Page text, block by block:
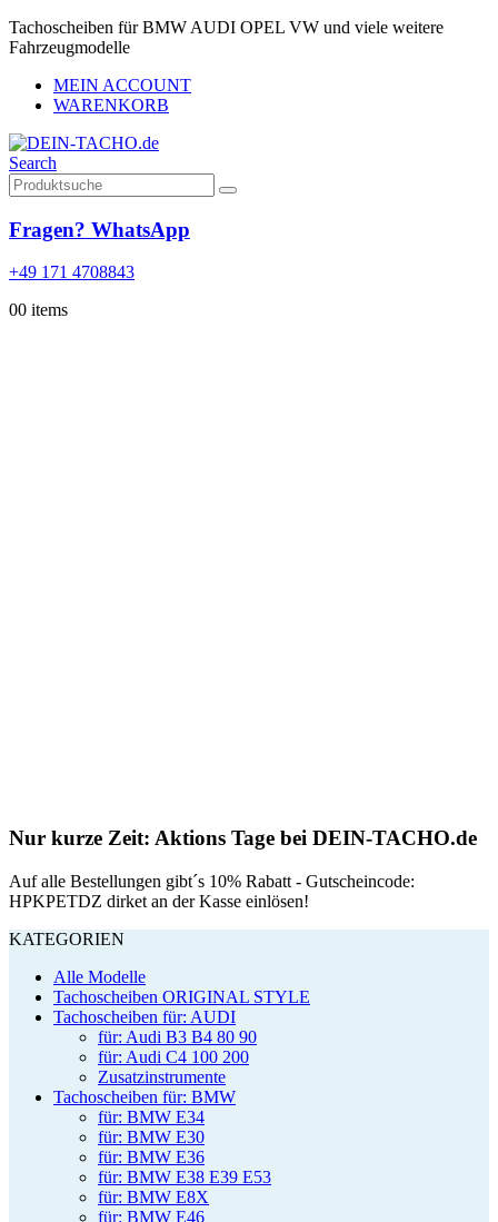
Tachoscheiben für BMW AUDI OPEL VW und viele weitere
Fahrzeugmodelle
MEIN ACCOUNT
WARENKORB
Search
Fragen? WhatsApp
+49 171 4708843
00 items
Nur kurze Zeit: Aktions Tage bei DEIN-TACHO.de
Auf alle Bestellungen gibt´s 10% Rabatt - Gutscheincode:
HPKPETDZ dirket an der Kasse einlösen!
KATEGORIEN
Alle Modelle
Tachoscheiben ORIGINAL STYLE
Tachoscheiben für: AUDI
für: Audi B3 B4 80 90
für: Audi C4 100 200
Zusatzinstrumente
Tachoscheiben für: BMW
für: BMW E34
für: BMW E30
für: BMW E36
für: BMW E38 E39 E53
für: BMW E8X
für: BMW E46